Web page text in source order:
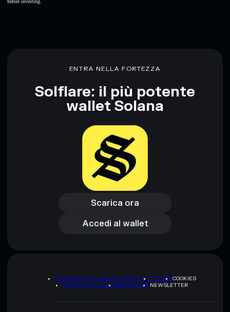
before investing.
ENTRA NELLA FORTEZZA
Solflare: il più potente
wallet Solana
Scarica ora
Scarica ora
Accedi al wallet
Accedi al wallet
INFORMATIVA SULLA PRIVACYTERMSCOOKIES
MAPPA DEL SITOBRAND KITNEWSLETTER